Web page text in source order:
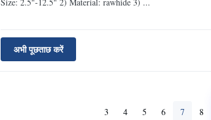
अभी पूछताछ करें
3 4 5 6 7 8